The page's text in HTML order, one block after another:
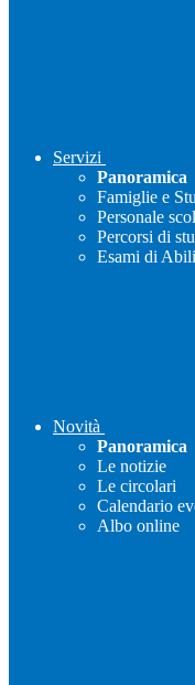
Servizi
Panoramica
Famiglie e
Personale
Percorsi di
Esami di
Novità
Panoramica
Le notizie
Le circolari
Calendario
Albo online